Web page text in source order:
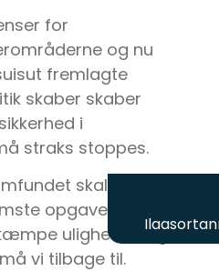
for
og nu
fremlagte
skaber skaber
i
straks stoppes.
skal det
opgave at sikre
uligheden og
vi tilbage til.